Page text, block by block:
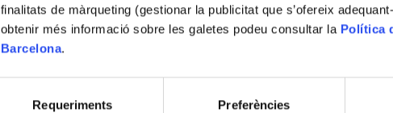
finalitats de màrqueting (gestionar la publicitat que s’ofereix
obtenir més informació sobre les galetes podeu consultar la Política
Barcelona.
Requeriments Preferències
Descripció
Equip analògic per
de gravació és un
correctament. Un
especial aplicat